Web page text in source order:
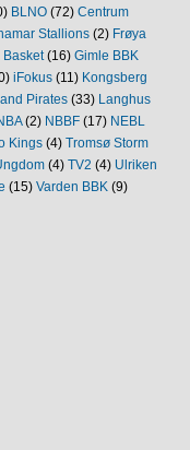
BLNO(72) Centrum
Stallions(2) Frøya
Basket(16) Gimle BBK
iFokus(11) Kongsberg
Pirates(33) Langhus
(2) NBBF(17) NEBL
Kings(4) Tromsø Storm
(4) TV2 (4) Ulriken
(15) Varden BBK(9)